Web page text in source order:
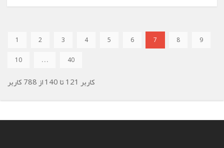
1 2 3 4 5 6 7 8
9
10
. . . 40
کاربر 121تا140از788کاربر